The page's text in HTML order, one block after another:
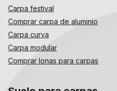
Carpa festival
Comprar carpa de aluminio
Carpa curva
Carpa modular
Comprar lonas para carpas